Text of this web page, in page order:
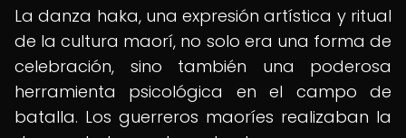
La danza haka, una expresión artística y ritual
de la cultura maorí, no solo era una forma de
celebración, sino también una poderosa
herramienta psicológica en el campo de
batalla. Los guerreros maoríes realizaban la